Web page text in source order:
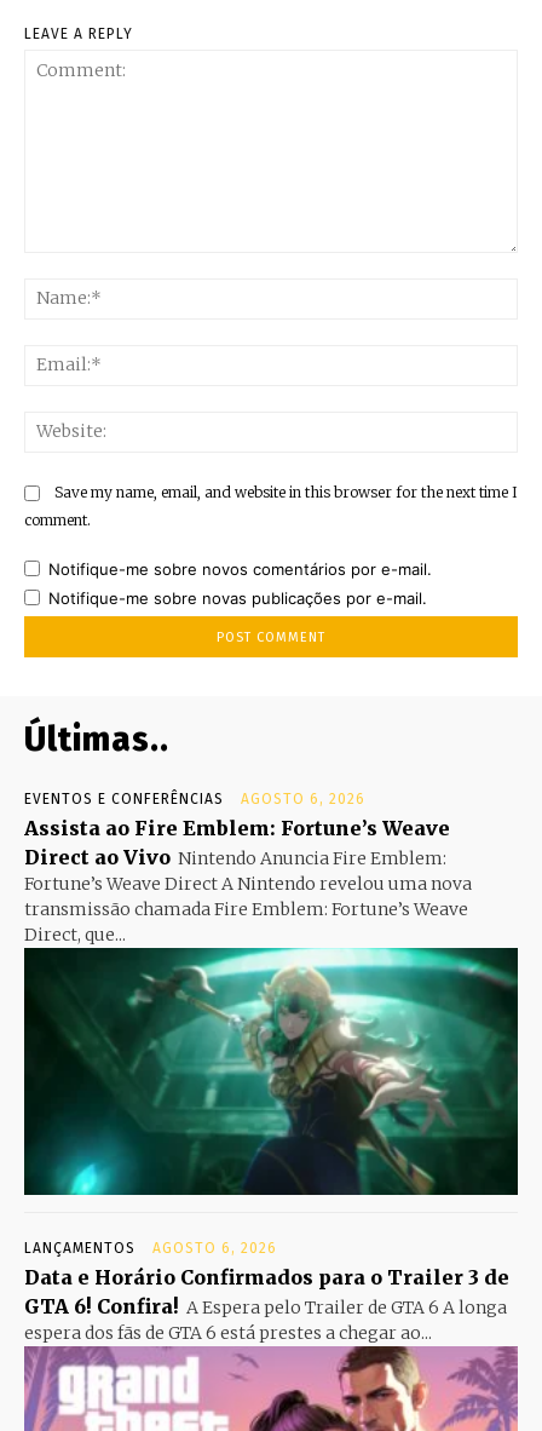
LEAVE A REPLY
Save my name, email, and website in this browser for the next time I
comment.
Notifique-me sobre novos comentários por e-mail.
Notifique-me sobre novas publicações por e-mail.
Últimas..
EVENTOS E CONFERÊNCIAS AGOSTO 6, 2026
Assista ao Fire Emblem: Fortune’s Weave
Direct ao Vivo Nintendo Anuncia Fire Emblem:
Fortune’s Weave Direct A Nintendo revelou uma nova
transmissão chamada Fire Emblem: Fortune’s Weave
Direct, que...
LANÇAMENTOS AGOSTO 6, 2026
Data e Horário Confirmados para o Trailer 3 de
GTA 6! Confira! A Espera pelo Trailer de GTA 6 A longa
espera dos fãs de GTA 6 está prestes a chegar ao...